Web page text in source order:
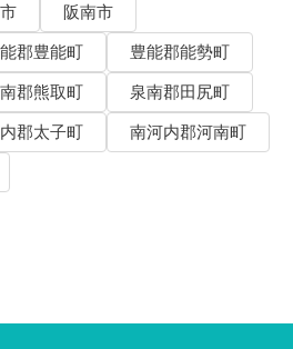
阪南市
郡豊能町
豊能郡能勢町
郡熊取町
泉南郡田尻町
郡太子町
南河内郡河南町